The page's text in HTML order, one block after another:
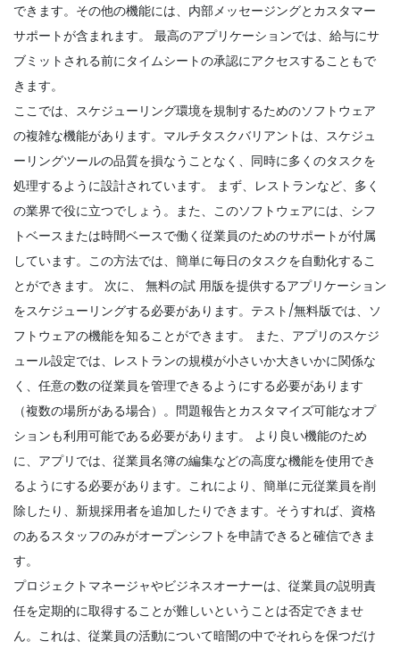
できます。その他の機能には、内部メッセージングとカスタマー
サポートが含まれます。
最高のアプリケーションでは、給与にサ
ブミットされる前にタイムシートの承認にアクセスすることもで
きます。
ここでは、スケジューリング環境を規制するためのソフトウェア
の複雑な機能があります。マルチタスクバリアントは、スケジュ
ーリングツールの品質を損なうことなく、同時に多くのタスクを
処理するように設計されています。
まず、レストランなど、多く
の業界で役に立つでしょう。また、このソフトウェアには、シフ
トベースまたは時間ベースで働く従業員のためのサポートが付属
しています。この方法では、簡単に毎日のタスクを自動化するこ
とができます。
次に、 無料の試 用版を提供するアプリケーション
をスケジューリングする必要があります。テスト/無料版では、ソ
フトウェアの機能を知ることができます。
また、アプリのスケジ
ュール設定では、レストランの規模が小さいか大きいかに関係な
く、任意の数の従業員を管理できるようにする必要があります
（複数の場所がある場合）。問題報告とカスタマイズ可能なオプ
ションも利用可能である必要があります。
より良い機能のため
に、アプリでは、従業員名簿の編集などの高度な機能を使用でき
るようにする必要があります。これにより、簡単に元従業員を削
除したり、新規採用者を追加したりできます。そうすれば、資格
のあるスタッフのみがオープンシフトを申請できると確信できま
す。
プロジェクトマネージャやビジネスオーナーは、従業員の説明責
任を定期的に取得することが難しいということは否定できませ
ん。これは、従業員の活動について暗闇の中でそれらを保つだけ